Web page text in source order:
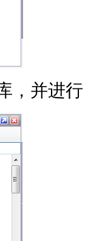
，并进